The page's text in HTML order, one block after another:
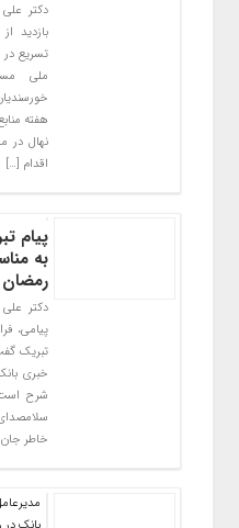
دکتر
بازدید
تسریع
ملی
هفته
نهال در
اقدام […]
پیام
به
رمضان
دکتر
پیامی،
تبریک
خبری
خاطر جان